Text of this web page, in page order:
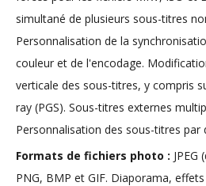
simultané de plusieurs sous-titres
Personnalisation de la
couleur et de l'encodage.
verticale des sous-titres, y compris
ray (PGS). Sous-titres externes
Personnalisation des sous-titres par
Formats de fichiers photo : JPEG
PNG, BMP et GIF. Diaporama,